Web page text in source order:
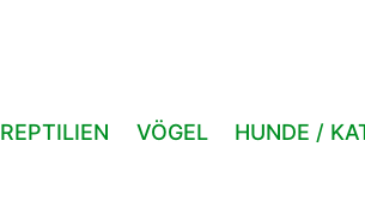
REPTILIEN VÖGEL HUNDE /